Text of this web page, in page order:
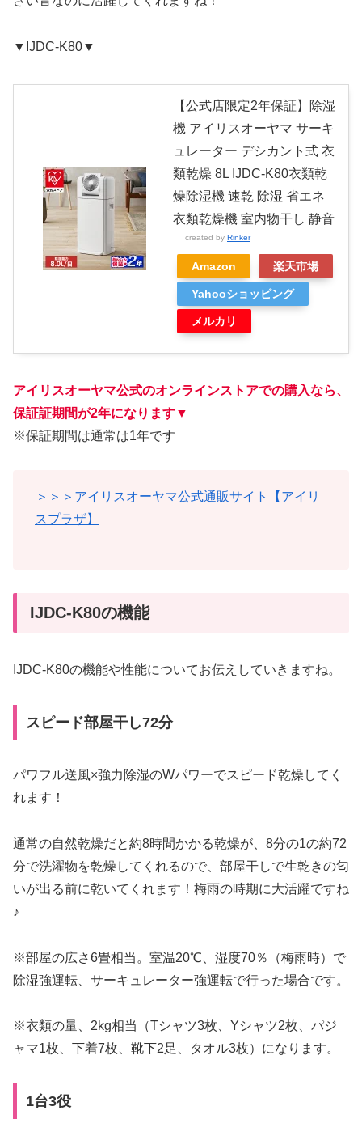
▼IJDC-K80▼
【公式店限定2年保証】除湿
機 アイリスオーヤマ サーキ
ュレーター デシカント式 衣
類乾燥 8L IJDC-K80衣類乾
燥除湿機 速乾 除湿 省エネ
衣類乾燥機 室内物干し 静音
created by Rinker
Amazon 楽天市場
Yahooショッピング
メルカリ
アイリスオーヤマ公式のオンラインストアでの購入なら、
保証証期間が2年になります▼
※保証期間は通常は1年です
＞＞＞アイリスオーヤマ公式通販サイト【アイリ
スプラザ】
IJDC-K80の機能
IJDC-K80の機能や性能についてお伝えしていきますね。
スピード部屋干し72分
パワフル送風×強力除湿のWパワーでスピード乾燥してく
れます！
通常の自然乾燥だと約8時間かかる乾燥が、8分の1の約72
分で洗濯物を乾燥してくれるので、部屋干しで生乾きの匂
いが出る前に乾いてくれます！梅雨の時期に大活躍ですね
♪
※部屋の広さ6畳相当。室温20℃、湿度70％（梅雨時）で
除湿強運転、サーキュレーター強運転で行った場合です。
※衣類の量、2kg相当（Tシャツ3枚、Yシャツ2枚、パジ
ャマ1枚、下着7枚、靴下2足、タオル3枚）になります。
1台3役